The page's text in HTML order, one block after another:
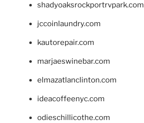
shadyoaksrockportrvpark.com
jccoinlaundry.com
kautorepair.com
marjaeswinebar.com
elmazatlanclinton.com
ideacoffeenyc.com
odieschillicothe.com